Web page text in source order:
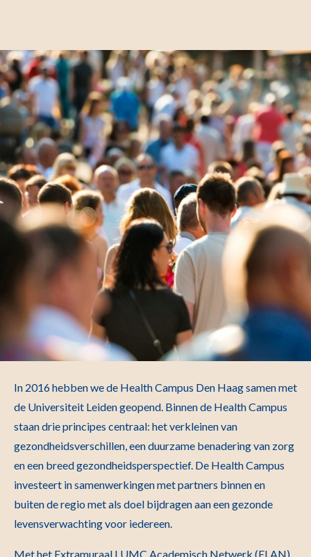
In 2016 hebben we de Health Campus Den Haag samen met
de Universiteit Leiden geopend. Binnen de Health Campus
staan drie principes centraal: het verkleinen van
gezondheidsverschillen, een duurzame benadering van zorg
en een breed gezondheidsperspectief. De Health Campus
investeert in samenwerkingen met partners binnen en
buiten de regio met als doel bijdragen aan een gezonde
levensverwachting voor iedereen.
Met het Extramuraal LUMC Academisch Netwerk (ELAN)